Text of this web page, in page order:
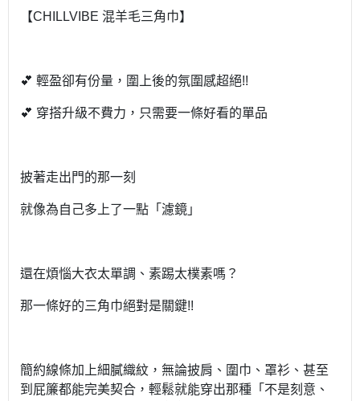
【CHILLVIBE 混羊毛三角巾】
💕 輕盈卻有份量，圍上後的氛圍感超絕!!
💕 穿搭升級不費力，只需要一條好看的單品
披著走出門的那一刻
就像為自己多上了一點「濾鏡」
還在煩惱大衣太單調、素踢太樸素嗎？
那一條好的三角巾絕對是關鍵!!
簡約線條加上細膩織紋，無論披肩、圍巾、罩衫、甚至
到屁簾都能完美契合，輕鬆就能穿出那種「不是刻意、